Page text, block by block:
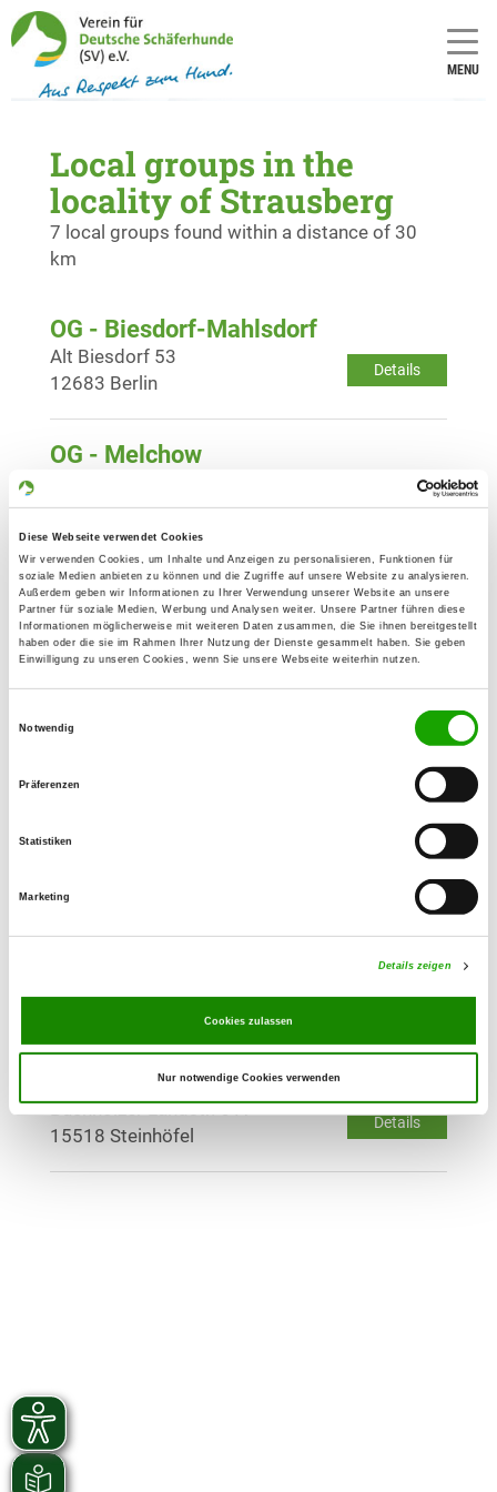
Diese Webseite verwendet Cookies
Wir verwenden Cookies, um Inhalte und Anzeigen zu personalisieren, Funktionen für
soziale Medien anbieten zu können und die Zugriffe auf unsere Website zu analysieren.
Außerdem geben wir Informationen zu Ihrer Verwendung unserer Website an unsere
Partner für soziale Medien, Werbung und Analysen weiter. Unsere Partner führen diese
Informationen möglicherweise mit weiteren Daten zusammen, die Sie ihnen bereitgestellt
haben oder die sie im Rahmen Ihrer Nutzung der Dienste gesammelt haben. Sie geben
Einwilligung zu unseren Cookies, wenn Sie unsere Webseite weiterhin nutzen.
Notwendig
Präferenzen
Statistiken
Marketing
Details zeigen
Cookies zulassen
Nur notwendige Cookies verwenden
MENU
Local groups in the
locality of Strausberg
7 local groups found within a distance of 30
km
OG - Biesdorf-Mahlsdorf
Details
Alt Biesdorf 53
12683 Berlin
OG - Melchow
Details
16230 Melchow
OG - Eichwalde
Details
Hirtenfließ
12527 Berlin
Details
Fürstenwalderstr. 6 b
OG - Neuenhagen
Details
OG - Steinhöfel
Details
Buchholzer Landstr. 6 A
15518 Steinhöfel